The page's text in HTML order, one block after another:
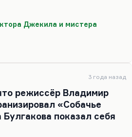
Стивенсон: частые
Джекил-Хайд приводят к
становится а)
Один раз
его
из Шарика Шарикова, сделав
пса довольно страшного
не можете этот
потому что он…
Джекила и мистера
3 года назад
режиссёр Владимир
«Собачье
показал себя